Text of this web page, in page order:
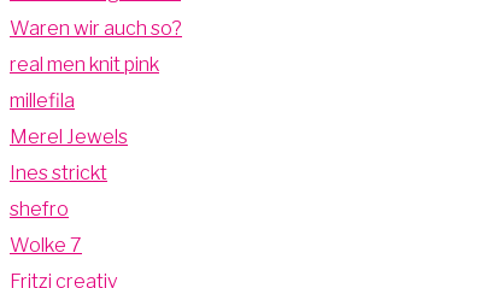
Waren wir auch so?
real men knit pink
millefila
Merel Jewels
Ines strickt
shefro
Wolke 7
Fritzi creativ